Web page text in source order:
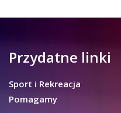
Przydatne linki
Sport i Rekreacja
Pomagamy